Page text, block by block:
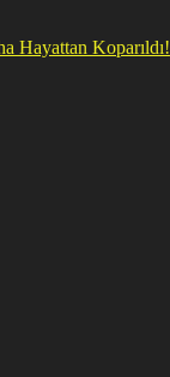
Hayattan Koparıldı!